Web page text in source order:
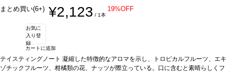
まとめ買い(6+) ¥2,123 / 1本
19%OFF
お気に
入り登
録
カートに追加
テイスティングノート 凝縮した特徴的なアロマを示し、トロピカルフルーツ、エキ
ゾチックフルーツ、柑橘類の花、ナッツが際立っている。口に含むと素晴らしくフ